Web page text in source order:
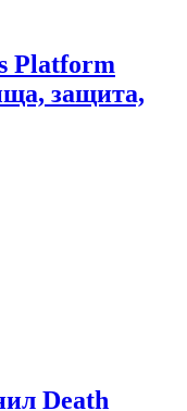
Platform
защита,
Death